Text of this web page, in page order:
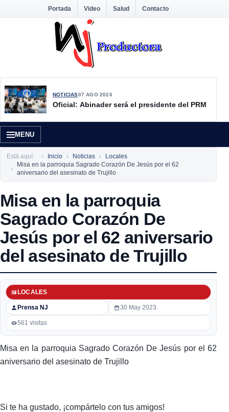
Portada Video Salud Contacto
NOTICIAS07 AGO 2026
Oficial: Abinader será el presidente del PRM
MENU
Está aquí: Inicio Noticias
Locales
Misa en la parroquia Sagrado Corazón De Jesús por el 62
aniversario del asesinato de Trujillo
Misa en la parroquia
Sagrado Corazón De
Jesús por el 62 aniversario
del asesinato de Trujillo
Prensa NJ
LOCALES
30 May 2023
561 visitas
Misa en la parroquia Sagrado Corazón De Jesús por el 62
aniversario del asesinato de Trujillo
Si te ha gustado, ¡compártelo con tus amigos!